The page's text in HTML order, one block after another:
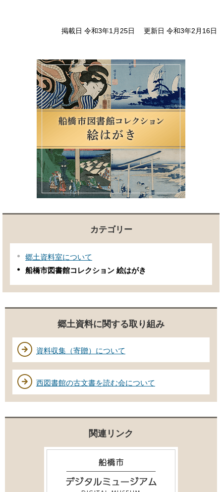
掲載日 令和3年1月25日 更新日 令和3年2月16日
カテゴリー
郷土資料室について
船橋市図書館コレクション 絵はがき
郷土資料に関する取り組み
資料収集（寄贈）について
西図書館の古文書を読む会について
関連リンク